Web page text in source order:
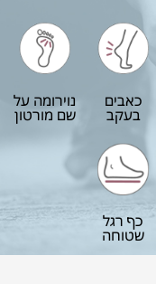
כאבים
בעקב
נוירומה על
שם מורטון
כף רגל
שטוחה